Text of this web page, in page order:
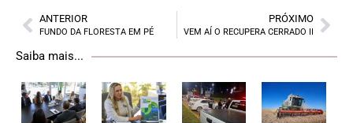
ANTERIOR
FUNDO DA FLORESTA EM PÉ
PRÓXIMO
VEM AÍ O RECUPERA CERRADO II
Saiba mais...